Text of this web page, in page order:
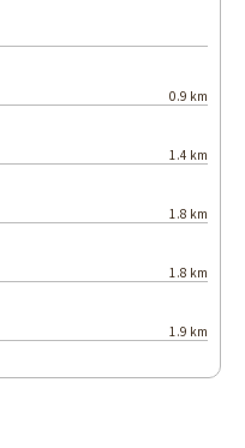
0.9 km
1.4 km
1.8 km
1.8 km
1.9 km